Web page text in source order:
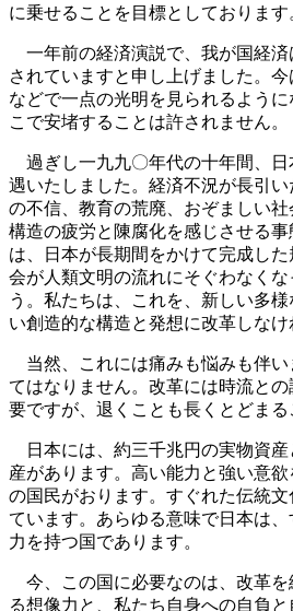
に乗せることを目標としております
一年前の経済演説で、我が国経済
されていますと申し上げました。
などで一点の光明を見られるよう
こで安堵することは許されません。
過ぎし一九九〇年代の十年間、日
遇いたしました。経済不況が長引
の不信、教育の荒廃、おぞましい
構造の疲労と陳腐化を感じさせる
は、日本が長期間をかけて完成し
会が人類文明の流れにそぐわなく
う。私たちは、これを、新しい多
い創造的な構造と発想に改革しなけ
当然、これには痛みも悩みも伴い
てはなりません。改革には時流と
要ですが、退くことも長くとどまる
日本には、約三千兆円の実物資産
産があります。高い能力と強い意
の国民がおります。すぐれた伝統
ています。あらゆる意味で日本は
力を持つ国であります。
今、この国に必要なのは、改革を
る想像力と、私たち自身への自負